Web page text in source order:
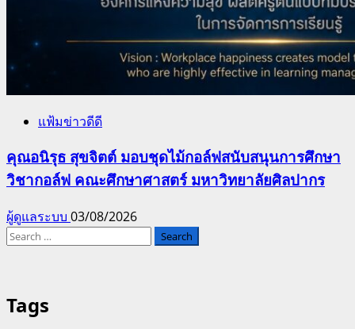
แฟ้มข่าวดีดี
คุณอนิรุธ สุขจิตต์ มอบชุดไม้กอล์ฟสนับสนุนการศึกษา
วิชากอล์ฟ คณะศึกษาศาสตร์ มหาวิทยาลัยศิลปากร
ผู้ดูแลระบบ 03/08/2026
Search
Tags